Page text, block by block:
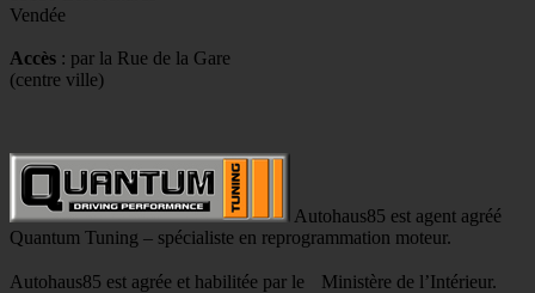
Vendée
Accès : par la Rue de la Gare
(centre ville)
Autohaus85 est agent agréé
Quantum Tuning – spécialiste en reprogrammation moteur.
Autohaus85 est agrée et habilitée par le Ministère de l’Intérieur.